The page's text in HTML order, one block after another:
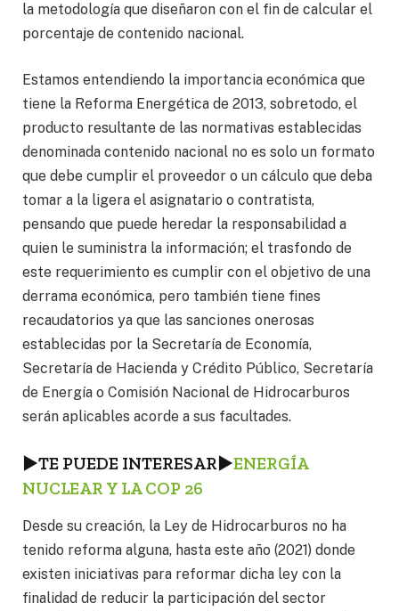
la metodología que diseñaron con el fin de calcular el
porcentaje de contenido nacional.
Estamos entendiendo la importancia económica que
tiene la Reforma Energética de 2013, sobretodo, el
producto resultante de las normativas establecidas
denominada contenido nacional no es solo un formato
que debe cumplir el proveedor o un cálculo que deba
tomar a la ligera el asignatario o contratista,
pensando que puede heredar la responsabilidad a
quien le suministra la información; el trasfondo de
este requerimiento es cumplir con el objetivo de una
derrama económica, pero también tiene fines
recaudatorios ya que las sanciones onerosas
establecidas por la Secretaría de Economía,
Secretaría de Hacienda y Crédito Público, Secretaría
de Energía o Comisión Nacional de Hidrocarburos
serán aplicables acorde a sus facultades.
►TE PUEDE INTERESAR►ENERGÍA
NUCLEAR Y LA COP 26
Desde su creación, la Ley de Hidrocarburos no ha
tenido reforma alguna, hasta este año (2021) donde
existen iniciativas para reformar dicha ley con la
finalidad de reducir la participación del sector